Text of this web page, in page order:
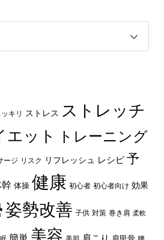
ッキリ ストレス ストレッチ
エット トレーニング
ージ リスク リフレッシュ レシピ 予
体操 健康 初心者 初心者向け 効果
姿勢改善 子供 対策 巻き肩 柔軟
簡単 美容 肩こり